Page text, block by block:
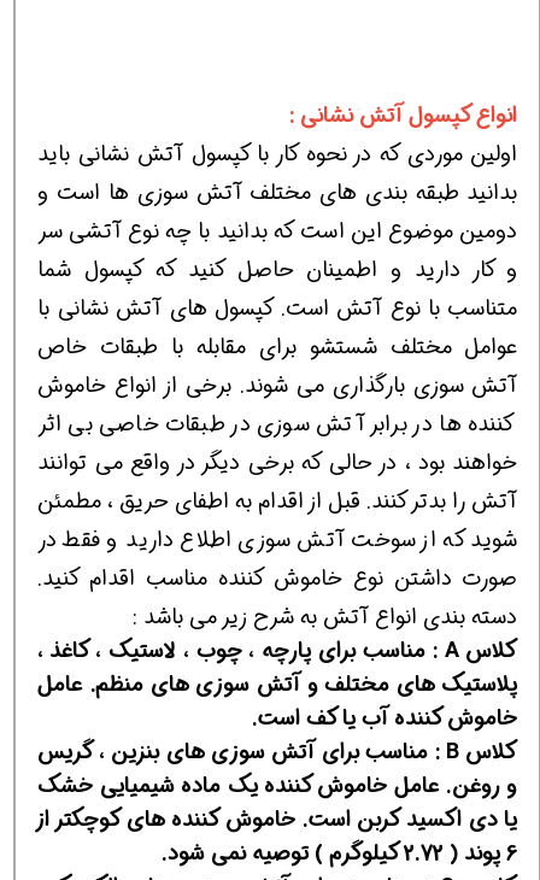
انواع کپسول آتش نشانی :
اولین موردی که در نحوه کار با کپسول آتش نشانی باید
بدانید طبقه بندی های مختلف آتش سوزی ها است و
دومین موضوع این است که بدانید با چه نوع آتشی سر
و کار دارید و اطمینان حاصل کنید که کپسول شما
متناسب با نوع آتش است. کپسول های آتش نشانی با
عوامل مختلف شستشو برای مقابله با طبقات خاص
آتش سوزی بارگذاری می شوند. برخی از انواع خاموش
کننده ها در برابر آتش سوزی در طبقات خاصی بی اثر
خواهند بود ، در حالی که برخی دیگر در واقع می توانند
آتش را بدتر کنند. قبل از اقدام به اطفای حریق ، مطمئن
شوید که از سوخت آتش سوزی اطلاع دارید و فقط در
صورت داشتن نوع خاموش کننده مناسب اقدام کنید.
دسته بندی انواع آتش به شرح زیر می باشد :
کلاس A : مناسب برای پارچه ، چوب ، لاستیک ، کاغذ ،
پلاستیک های مختلف و آتش سوزی های منظم. عامل
خاموش کننده آب یا کف است.
کلاس B : مناسب برای آتش سوزی های بنزین ، گریس
و روغن. عامل خاموش کننده یک ماده شیمیایی خشک
یا دی اکسید کربن است. خاموش کننده های کوچکتر از
6 پوند ( 2.72 کیلوگرم ) توصیه نمی شود.